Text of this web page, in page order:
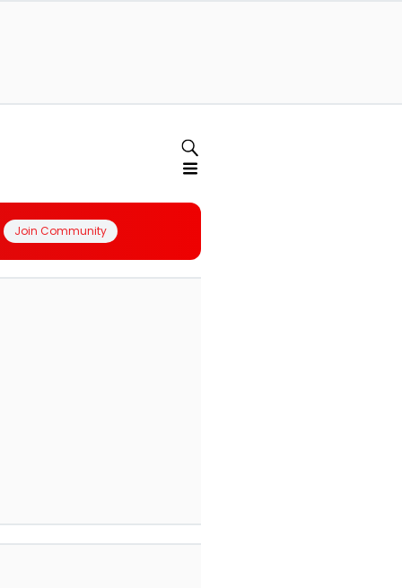
Join Community